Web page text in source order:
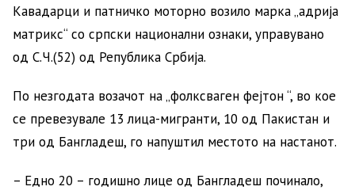
Кавадарци и патничко моторно возило марка „адрија
матрикс“ со српски национални ознаки, управувано
од С.Ч.(52) од Република Србија.
По незгодата возачот на „фолксваген фејтон “, во кое
се превезувале 13 лица-мигранти, 10 од Пакистан и
три од Бангладеш, го напуштил местото на настанот.
– Едно 20 – годишно лице од Бангладеш починало,